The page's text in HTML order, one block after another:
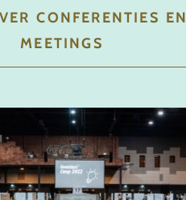
CONFERENTIES EN
MEETINGS